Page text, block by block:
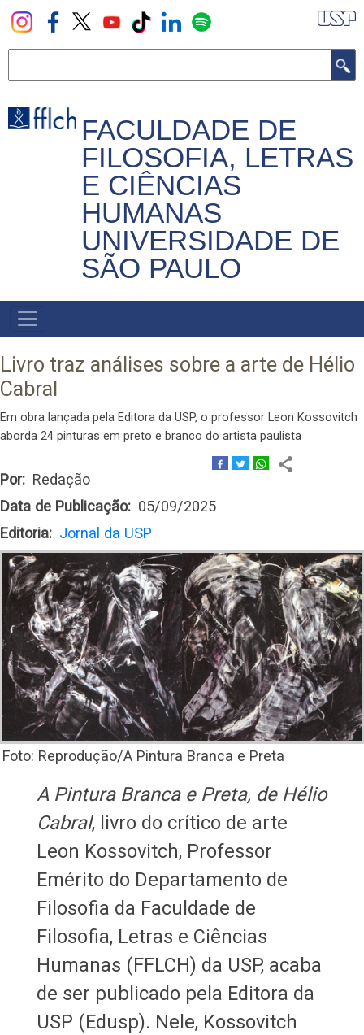
Pular
para
principal
FACULDADE DE
FILOSOFIA, LETRAS
E CIÊNCIAS
HUMANAS
UNIVERSIDADE DE
SÃO PAULO
NAVEGADOR
PRINCIPAL
Livro traz análises sobre a arte de Hélio
Cabral
Em obra lançada pela Editora da USP, o professor Leon Kossovitch
aborda 24 pinturas em preto e branco do artista paulista
Por
Redação
Data de Publicação
05/09/2025
Editoria
Jornal da USP
Foto: Reprodução/A Pintura Branca e Preta
A Pintura Branca e Preta, de Hélio
Cabral, livro do crítico de arte
Leon Kossovitch, Professor
Emérito do Departamento de
Filosofia da Faculdade de
Filosofia, Letras e Ciências
Humanas (FFLCH) da USP, acaba
de ser publicado pela Editora da
USP (Edusp). Nele, Kossovitch